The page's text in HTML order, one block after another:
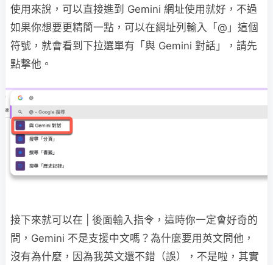
使用來說，可以直接進到 Gemini 網址使用就好，不過
如果你想要更精簡一點，可以在網址列輸入「@」這個
符號，就會看到下拉選單有「與 Gemini 對話」，請先
點撃他。
接下來就可以在 | 後面輸入指令，這時你一定會好奇的
問，Gemini 不是支援中文嗎？為什麼要用英文問他，
沒有為什麼，因為我英文還不錯（誤），不是啦，其實